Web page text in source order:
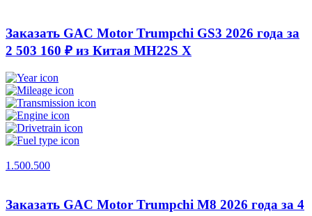
Заказать GAC Motor Trumpchi GS3 2026 года за
2 503 160 ₽ из Китая MH22S X
1.500.500
Заказать GAC Motor Trumpchi M8 2026 года за 4